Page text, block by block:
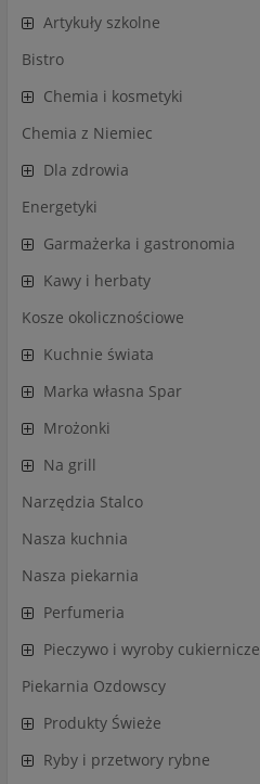
Artykuły szkolne
Bistro
Chemia i kosmetyki
Chemia z Niemiec
Dla zdrowia
Energetyki
Garmażerka i gastronomia
Kawy i herbaty
Kosze okolicznościowe
Kuchnie świata
Marka własna Spar
Mrożonki
Na grill
Narzędzia Stalco
Nasza kuchnia
Nasza piekarnia
Perfumeria
Pieczywo i wyroby cukiernicze
Piekarnia Ozdowscy
Produkty Świeże
Ryby i przetwory rybne